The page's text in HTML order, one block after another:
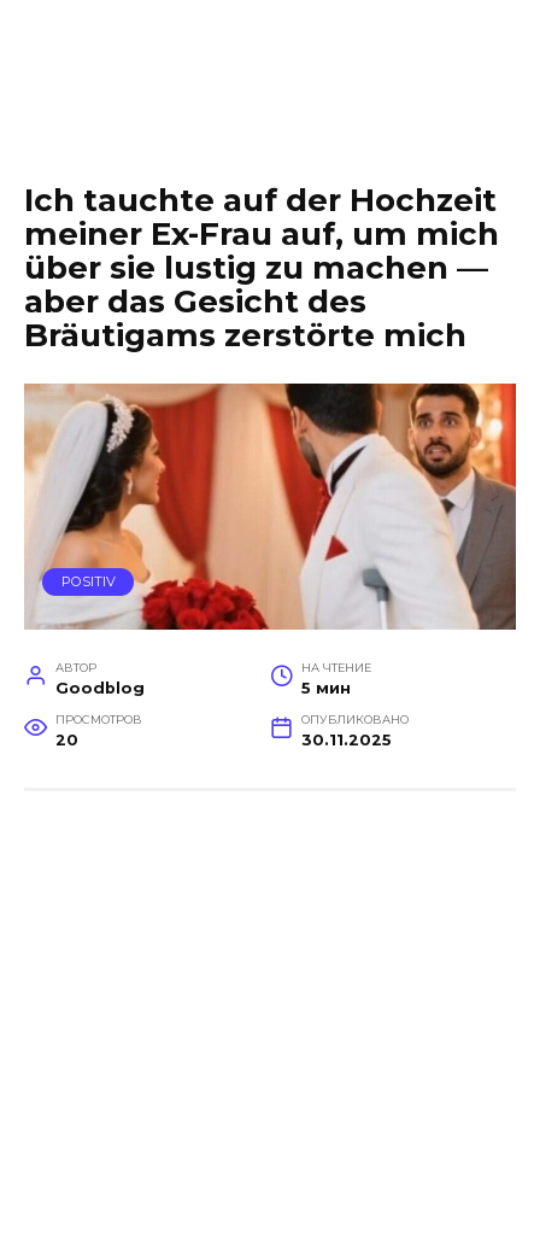
Ich tauchte auf der Hochzeit
meiner Ex-Frau auf, um mich
über sie lustig zu machen —
aber das Gesicht des
Bräutigams zerstörte mich
POSITIV
АВТОР
Goodblog
НА ЧТЕНИЕ
5 мин
ПРОСМОТРОВ
20
ОПУБЛИКОВАНО
30.11.2025